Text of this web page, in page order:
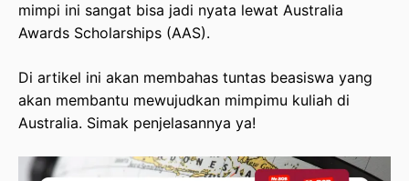
Dokumen Wajib dan Rincian Biaya Persiapan
Scholarships Melalui Portal OASIS
Deadline Penting dan Jadwal Seleksi Australia
Awards Scholarships 2026
mimpi ini sangat bisa jadi nyata lewat Australia
Awards Scholarships (AAS).
Di artikel ini akan membahas tuntas beasiswa yang
akan membantu mewujudkan mimpimu kuliah di
Australia. Simak penjelasannya ya!